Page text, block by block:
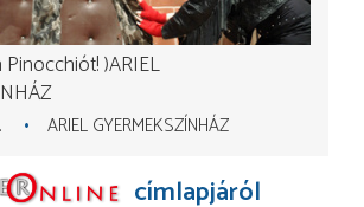
Pinocchiót! ARIEL
ARIEL GYERMEKSZÍNHÁZ
címlapjáról